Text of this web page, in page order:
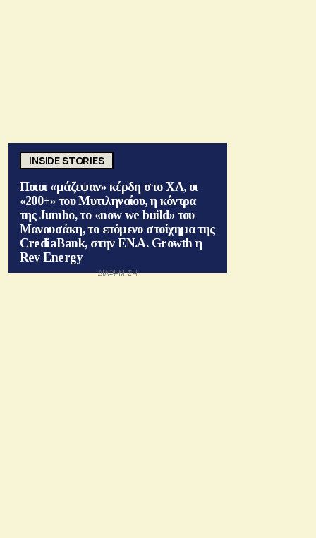
INSIDE STORIES
Ποιοι «μάζεψαν» κέρδη στο ΧΑ, οι
«200+» του Μυτιληναίου, η κόντρα
της Jumbo, το «now we build» του
Μανουσάκη, το επόμενο στοίχημα της
CrediaBank, στην ΕΝ.Α. Growth η
Rev Energy